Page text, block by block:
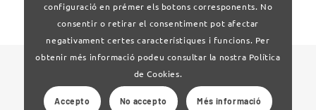
© 2020 Clúster Audiovisual de Catalunya
configuració en prémer els botons corresponents. No
consentir o retirar el consentiment pot afectar
negativament certes característiques i funcions. Per
obtenir més informació podeu consultar la nostra Política
de Cookies.
Accepto No accepto Més informació